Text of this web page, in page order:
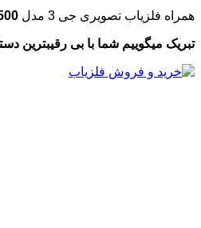
همراه فلزیاب تصویری جی 3 مدل
تبریک میگوییم شما با بی رقیبترین